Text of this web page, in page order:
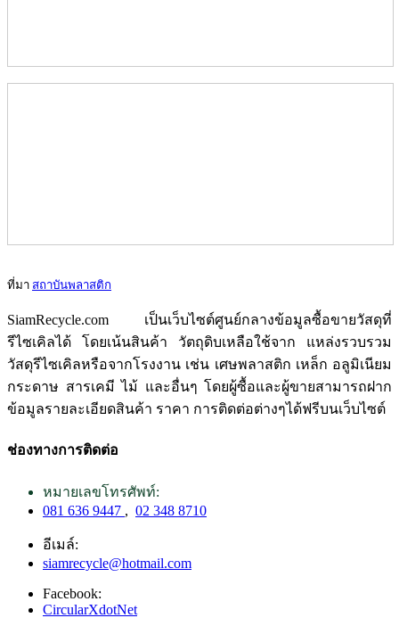
ที่มา สถาบันพลาสติก
SiamRecycle.com เป็นเว็บไซต์ศูนย์กลางข้อมูลซื้อขายวัสดุที่
รีไซเคิลได้ โดยเน้นสินค้า วัตถุดิบเหลือใช้จาก แหล่งรวบรวม
วัสดุรีไซเคิลหรือจากโรงงาน เช่น เศษพลาสติก เหล็ก อลูมิเนียม
กระดาษ สารเคมี ไม้ และอื่นๆ โดยผู้ซื้อและผู้ขายสามารถฝาก
ข้อมูลรายละเอียดสินค้า ราคา การติดต่อต่างๆได้ฟรีบนเว็บไซต์
ช่องทางการติดต่อ
หมายเลขโทรศัพท์:
081 636 9447 , 02 348 8710
อีเมล์:
siamrecycle@hotmail.com
Facebook:
CircularXdotNet